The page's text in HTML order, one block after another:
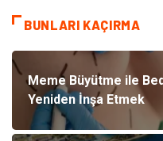
BUNLARI KAÇIRMA
Meme Büyütme ile
Yeniden İnşa Etmek